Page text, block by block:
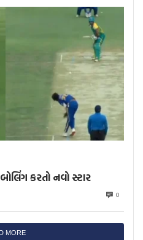
કરતો નવો સ્ટાર
0
MORE